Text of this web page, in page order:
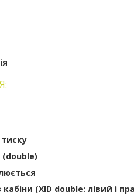
(XID double: лівий і